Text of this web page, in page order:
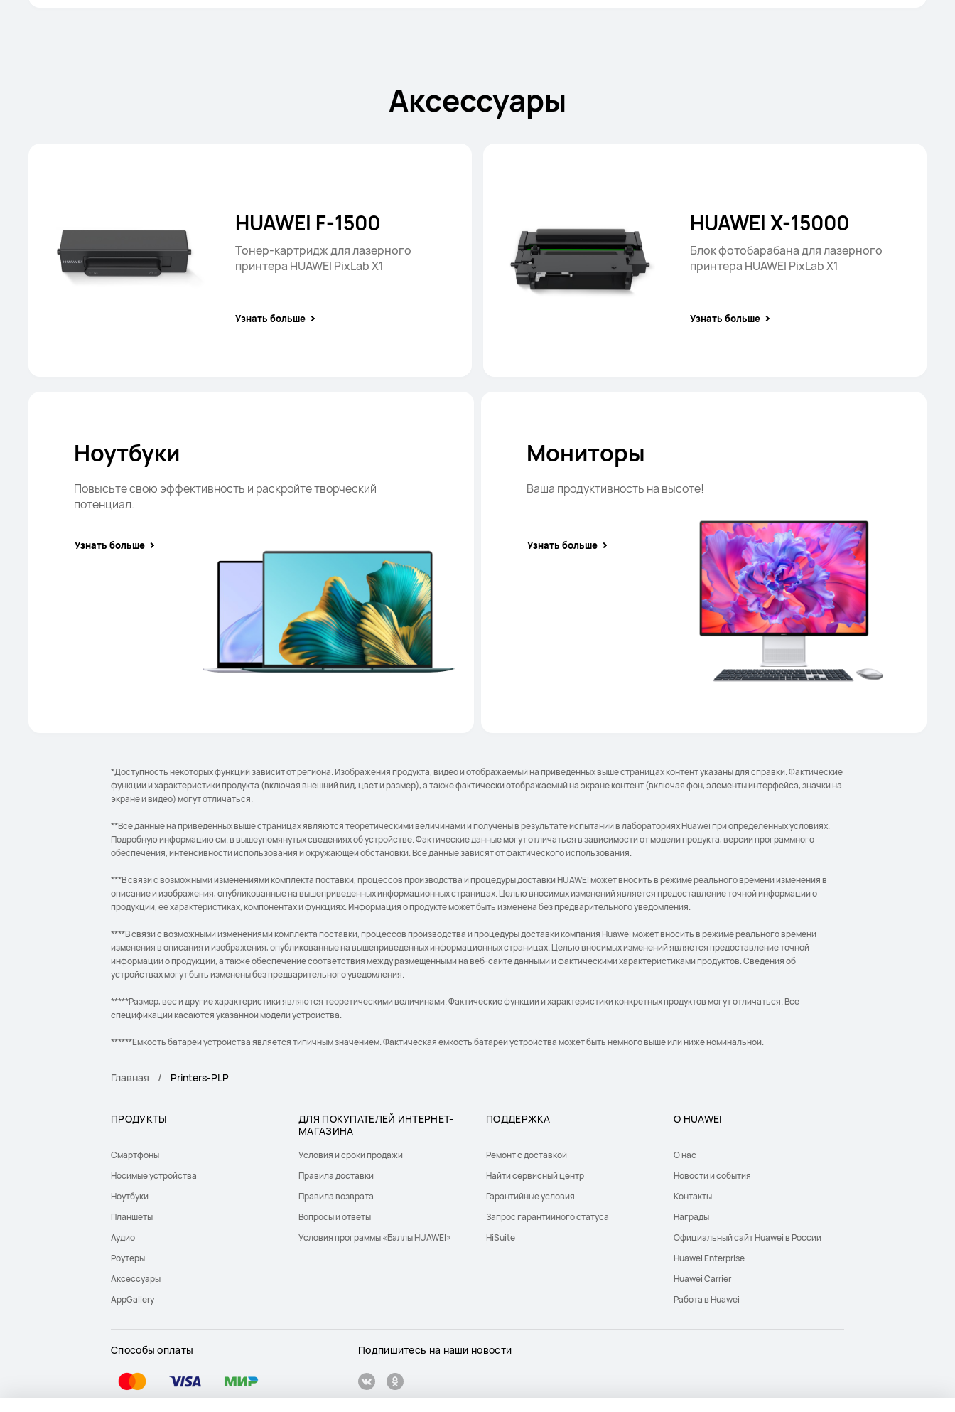
Аксессуары
HUAWEI F-1500
Тонер-картридж для лазерного
принтера HUAWEI PixLab X1
Узнать больше
HUAWEI X-15000
Блок фотобарабана для лазерного
принтера HUAWEI PixLab X1
Узнать больше
Ноутбуки
Повысьте свою эффективность и раскройте творческий
потенциал.
Узнать больше
Мониторы
Ваша продуктивность на высоте!
Узнать больше
*Доступность некоторых функций зависит от региона. Изображения продукта, видео и отображаемый на приведенных выше страницах контент указаны для справки. Фактические
функции и характеристики продукта (включая внешний вид, цвет и размер), а также фактически отображаемый на экране контент (включая фон, элементы интерфейса, значки на
экране и видео) могут отличаться.
**Все данные на приведенных выше страницах являются теоретическими величинами и получены в результате испытаний в лабораториях Huawei при определенных условиях.
Подробную информацию см. в вышеупомянутых сведениях об устройстве. Фактические данные могут отличаться в зависимости от модели продукта, версии программного
обеспечения, интенсивности использования и окружающей обстановки. Все данные зависят от фактического использования.
***В связи с возможными изменениями комплекта поставки, процессов производства и процедуры доставки HUAWEI может вносить в режиме реального времени изменения в
описание и изображения, опубликованные на вышеприведенных информационных страницах. Целью вносимых изменений является предоставление точной информации о
продукции, ее характеристиках, компонентах и функциях. Информация о продукте может быть изменена без предварительного уведомления.
****В связи с возможными изменениями комплекта поставки, процессов производства и процедуры доставки компания Huawei может вносить в режиме реального времени
изменения в описания и изображения, опубликованные на вышеприведенных информационных страницах. Целью вносимых изменений является предоставление точной
информации о продукции, а также обеспечение соответствия между размещенными на веб-сайте данными и фактическими характеристиками продуктов. Сведения об
устройствах могут быть изменены без предварительного уведомления.
*****Размер, вес и другие характеристики являются теоретическими величинами. Фактические функции и характеристики конкретных продуктов могут отличаться. Все
спецификации касаются указанной модели устройства.
******Емкость батареи устройства является типичным значением. Фактическая емкость батареи устройства может быть немного выше или ниже номинальной.
Главная Printers-PLP
ПРОДУКТЫ
Смартфоны
Носимые устройства
Ноутбуки
Планшеты
Аудио
Роутеры
Аксессуары
AppGallery
ДЛЯ ПОКУПАТЕЛЕЙ ИНТЕРНЕТ-
МАГАЗИНА
Условия и сроки продажи
Правила доставки
Правила возврата
Вопросы и ответы
Условия программы «Баллы HUAWEI»
ПОДДЕРЖКА
Ремонт с доставкой
Найти сервисный центр
Гарантийные условия
Запрос гарантийного статуса
HiSuite
О HUAWEI
О нас
Новости и события
Контакты
Награды
Официальный сайт Huawei в России
Huawei Enterprise
Huawei Carrier
Работа в Huawei
Способы оплаты Подпишитесь на наши новости